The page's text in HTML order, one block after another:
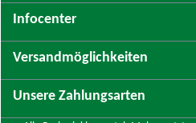
Infocenter
Versandmöglichkeiten
Unsere Zahlungsarten